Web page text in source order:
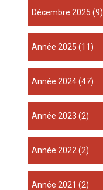
décembre 2025 (9)
année 2025 (11)
année 2024(47)
année 2023 (2)
année 2022 (2)
année 2021 (2)